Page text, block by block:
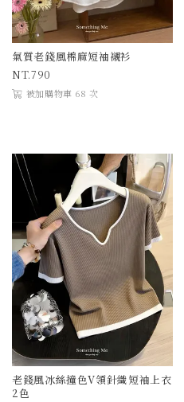
氣質老錢風棉麻短袖襯衫
790
被加購物車 68 次
老錢風冰絲撞色V領針織短袖上衣
2色